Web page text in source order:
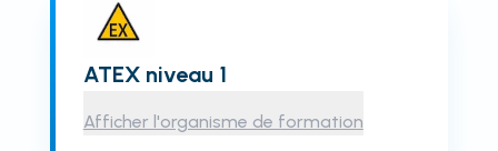
ATEX niveau 1
Afficher l'organisme de formation